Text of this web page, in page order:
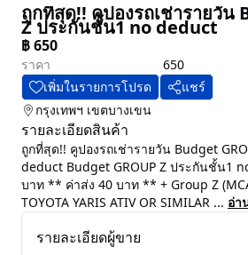
ถูกที่สุด!! คูปองรถเช่ารายวัน
Z ประกันชั้น1 no deduct
฿650
ราคา
650
เพิ่มในรายการโปรด
แชร์
กรุงเทพฯ เขตบางเขน
รายละเอียดสินค้า
ถูกที่สุด!! คูปองรถเช่ารายวัน Budget
deduct Budget GROUP Z ประกันชั้น1
บาท ** ค่าส่ง 40 บาท ** + Group Z
TOYOTA YARIS ATIV OR SIMILAR ... อ่า
รายละเอียดผู้ขาย